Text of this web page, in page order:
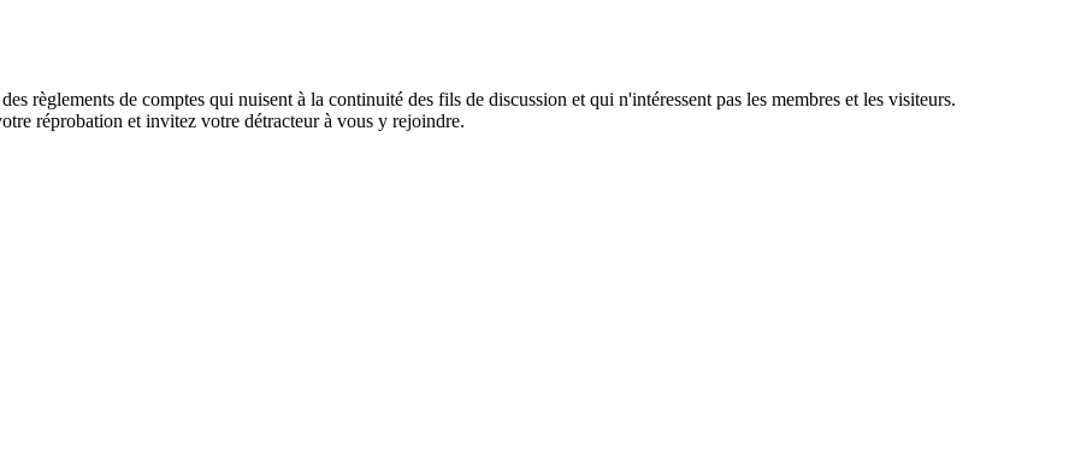
règlements de comptes qui nuisent à la continuité des fils de discussion et qui n'intéressent pas les membres et les visiteurs.
réprobation et invitez votre détracteur à vous y rejoindre.